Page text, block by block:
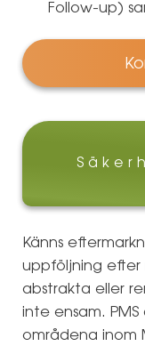
Follow-up)
Känns
uppföljning efter
abstrakta eller
inte ensam.
områdena inom